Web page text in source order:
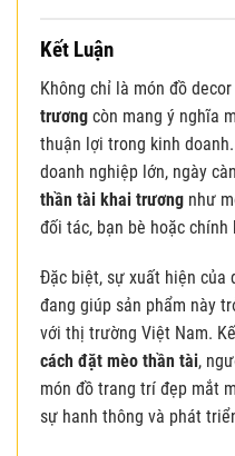
Kết Luận
Không chỉ là món đồ
trương còn mang ý nghĩa
thuận lợi trong kinh
doanh nghiệp lớn, ngày
thần tài khai trương như
đối tác, bạn bè hoặc
Đặc biệt, sự xuất hiện của
đang giúp sản phẩm này
với thị trường Việt Nam.
cách đặt mèo thần tài,
món đồ trang trí đẹp mắt
sự hanh thông và phát